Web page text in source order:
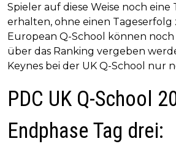
Spieler auf diese Weise noch eine
erhalten, ohne einen Tageserfolg
European Q-School können
über das Ranking vergeben
Keynes bei der UK Q-School nur
PDC UK Q-School
Endphase Tag drei: